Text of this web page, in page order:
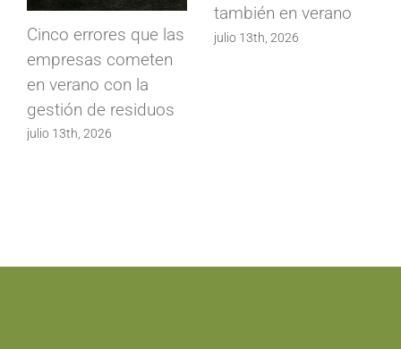
Cinco errores que las
empresas cometen
en verano con la
gestión de residuos
julio 13th, 2026
también en verano
julio 13th, 2026